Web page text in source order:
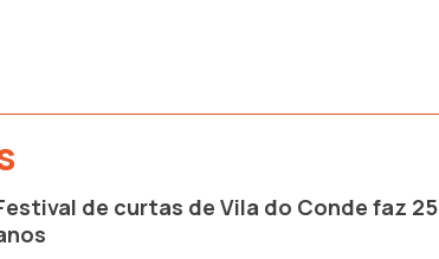
de curtas de Vila do Conde faz 25